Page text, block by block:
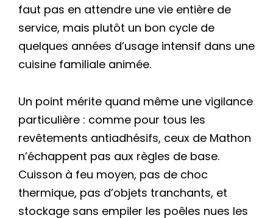
faut pas en attendre une vie entière de
service, mais plutôt un bon cycle de
quelques années d’usage intensif dans une
cuisine familiale animée.
Un point mérite quand même une vigilance
particulière : comme pour tous les
revêtements antiadhésifs, ceux de Mathon
n’échappent pas aux règles de base.
Cuisson à feu moyen, pas de choc
thermique, pas d’objets tranchants, et
stockage sans empiler les poêles nues les